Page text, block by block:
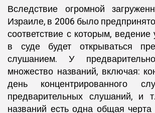
Вследствие огромной
Израиле, в 2006 было
соответствие с которым,
в суде будет открываться
слушанием. У
множество названий, включая:
день концентрированного
предварительных слушаний, и
названий есть одна общая